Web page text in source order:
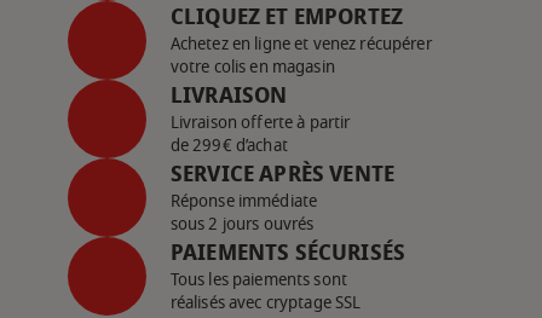
CLIQUEZ ET EMPORTEZ
Achetez en ligne et venez récupérer
votre colis en magasin
LIVRAISON
Livraison offerte à partir
de 299€ d’achat
SERVICE APRÈS VENTE
Réponse immédiate
sous 2 jours ouvrés
PAIEMENTS SÉCURISÉS
Tous les paiements sont
réalisés avec cryptage SSL